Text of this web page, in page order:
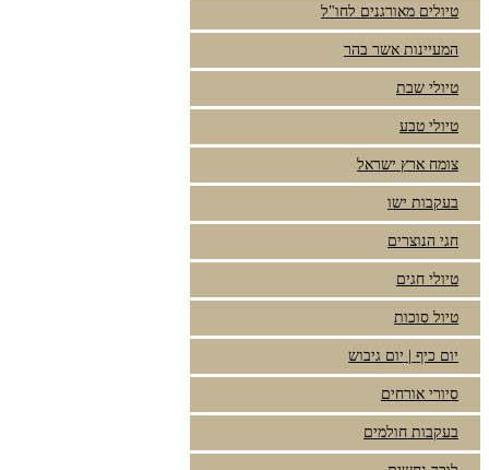
טיולים מאורגנים לחו"ל
המעיינות אשר בהר
טיולי שבת
טיולי טבע
צומח ארץ ישראל
בעקבות ישו
חגי הנוצרים
טיולי חגים
טיול סוכות
יום כיף | יום גיבוש
סיורי אורחים
בעקבות חולמים